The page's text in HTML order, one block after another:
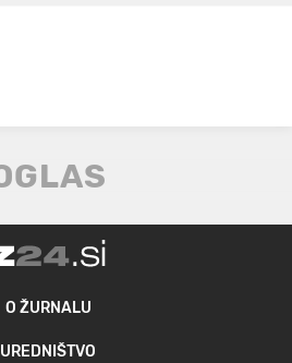
O ŽURNALU
UREDNIŠTVO